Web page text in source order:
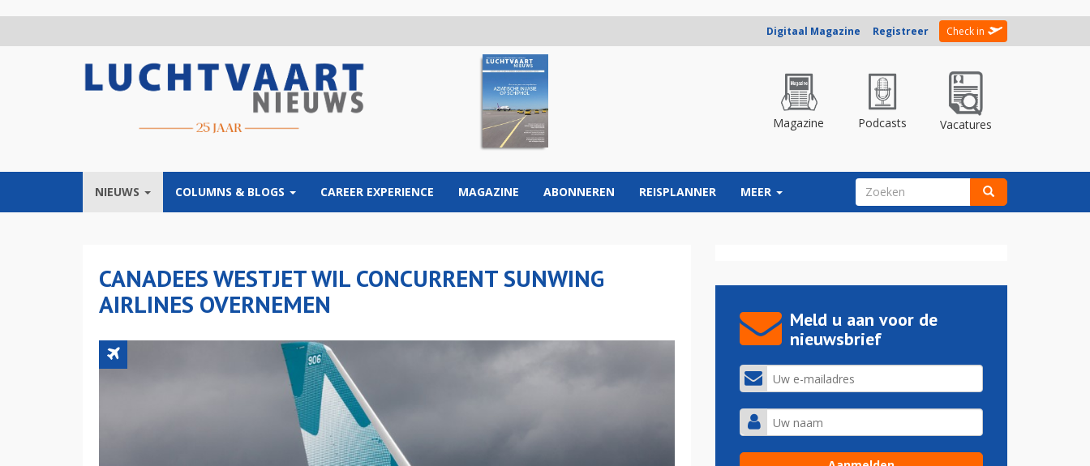
Digitaal Magazine Registreer Check in
Magazine Podcasts Vacatures
NIEUWS COLUMNS & BLOGS CAREER EXPERIENCE MAGAZINE ABONNEREN REISPLANNER MEER ZOEKVELD
CANADEES WESTJET WIL CONCURRENT SUNWING
AIRLINES OVERNEMEN
Meld u aan voor de
nieuwsbrief